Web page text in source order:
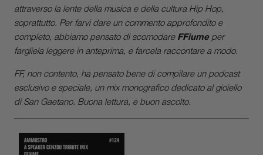
attraverso la lente della musica e della cultura Hip Hop,
soprattutto. Per farvi dare un commento approfondito e
completo, abbiamo pensato di scomodare FFiume per
fargliela leggere in anteprima, e farcela raccontare a modo.
FF, non contento, ha pensato bene di compilare un podcast
esclusivo e speciale, un mix monografico dedicato al gioiello
di San Gaetano. Buona lettura, e buon ascolto.